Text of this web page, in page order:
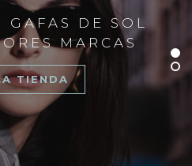
GAFAS DE SOL
MARCAS
TIENDA